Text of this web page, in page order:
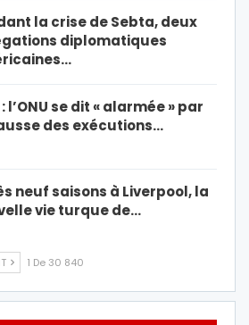
la crise de Sebta, deux
diplomatiques
l’ONU se dit « alarmée » par
des exécutions…
neuf saisons à Liverpool, la
vie turque de…
1 De 30 840